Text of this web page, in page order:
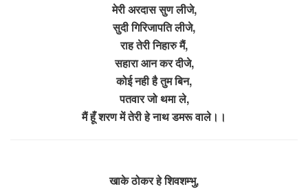
मेरी अरदास सुण लीजे,
सुदी गिरिजापति लीजे,
राह तेरी निहारु मैं,
सहारा आन कर दीजे,
कोई नही है तुम बिन,
पतवार जो थमा ले,
मैं हूँ शरण में तेरी हे नाथ डमरू वाले।।
खाके ठोकर हे शिवशम्भु,